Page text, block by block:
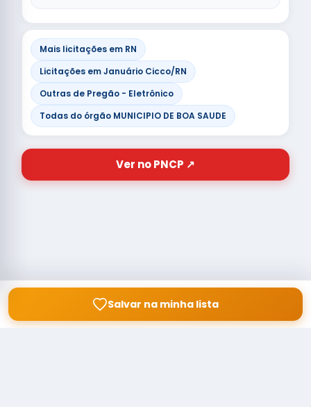
Mais licitações em RN
Licitações em Januário Cicco/RN
Outras de Pregão - Eletrônico
Todas do órgão MUNICIPIO DE BOA SAUDE
Ver no PNCP ↗
Salvar na minha lista